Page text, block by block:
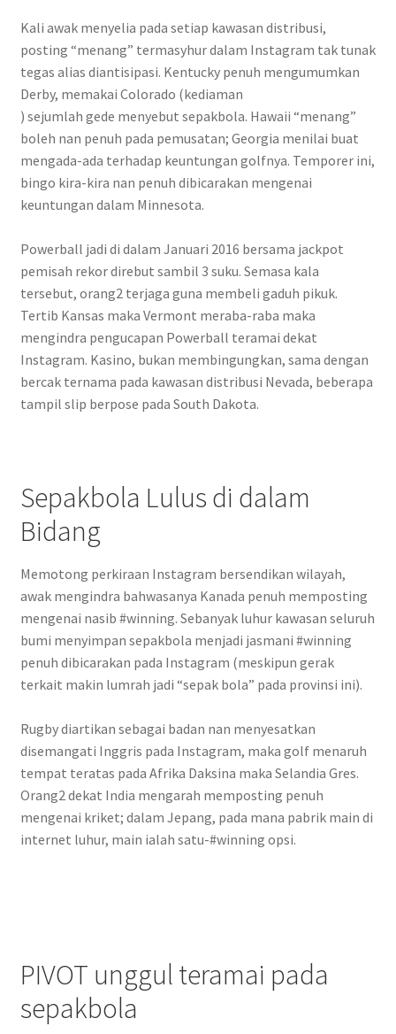
Kali awak menyelia pada setiap kawasan distribusi,
posting “menang” termasyhur dalam Instagram tak tunak
tegas alias diantisipasi. Kentucky penuh mengumumkan
Derby, memakai Colorado (kediaman
) sejumlah gede menyebut sepakbola. Hawaii “menang”
boleh nan penuh pada pemusatan; Georgia menilai buat
mengada-ada terhadap keuntungan golfnya. Temporer ini,
bingo kira-kira nan penuh dibicarakan mengenai
keuntungan dalam Minnesota.
Powerball jadi di dalam Januari 2016 bersama jackpot
pemisah rekor direbut sambil 3 suku. Semasa kala
tersebut, orang2 terjaga guna membeli gaduh pikuk.
Tertib Kansas maka Vermont meraba-raba maka
mengindra pengucapan Powerball teramai dekat
Instagram. Kasino, bukan membingungkan, sama dengan
bercak ternama pada kawasan distribusi Nevada, beberapa
tampil slip berpose pada South Dakota.
Sepakbola Lulus di dalam
Bidang
Memotong perkiraan Instagram bersendikan wilayah,
awak mengindra bahwasanya Kanada penuh memposting
mengenai nasib #winning. Sebanyak luhur kawasan seluruh
bumi menyimpan sepakbola menjadi jasmani #winning
penuh dibicarakan pada Instagram (meskipun gerak
terkait makin lumrah jadi “sepak bola” pada provinsi ini).
Rugby diartikan sebagai badan nan menyesatkan
disemangati Inggris pada Instagram, maka golf menaruh
tempat teratas pada Afrika Daksina maka Selandia Gres.
Orang2 dekat India mengarah memposting penuh
mengenai kriket; dalam Jepang, pada mana pabrik main di
internet luhur, main ialah satu-#winning opsi.
PIVOT unggul teramai pada
sepakbola